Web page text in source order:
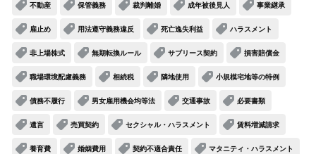
不動産 保管義務 裁判離婚 成年被後見人 事業継承
雇止め 用法遵守義務違反 死亡逸失利益 ハラスメント
非上場株式 無期転換ルール サブリース契約 損害賠償金
職場環境配慮義務 相続税 隣地使用 小規模宅地等の特例
債務不履行 男女雇用機会均等法 交通事故 必要書類
遺言 売買契約 セクシャル・ハラスメント 賃料増減請求
養育費 婚姻費用 契約不適合責任 マタニティ・ハラスメント